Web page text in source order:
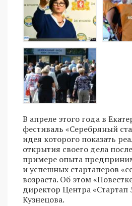
В апреле этого года в
фестиваль «Серебряный
идея которого показать
открытия своего дела
примере опыта
и успешных стартаперов
возраста. Об этом
директор Центра «Стартап
Кузнецова.